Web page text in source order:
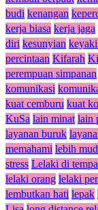
budi kenangan
kerja biasa kerja jaga
diri kesunyian
percintaan Kifarah
perempuan simpanan
komunikasi
kuat cemburu kuat
KuSa lain minat lain
layanan buruk
memahami lebih
stress Lelaki di
lelaki orang lelaki
lembutkan hati lepak